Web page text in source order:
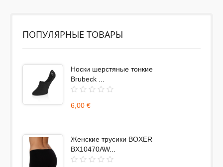
ПОПУЛЯРНЫЕ ТОВАРЫ
Носки шерстяные тонкие
Brubeck ...
6,00 €
Женские трусики BOXER
BX10470AW...